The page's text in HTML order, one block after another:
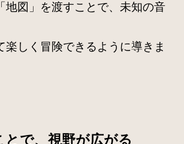
地図」を渡すことで、未知の音
楽しく冒険できるように導きま
とで、視野が広がる